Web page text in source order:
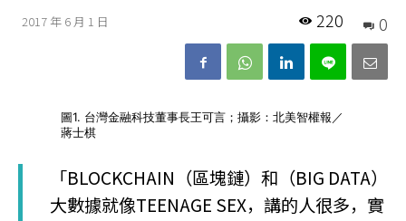
2017 年 6 月 1 日 0
220
圖1. 台灣金融科技董事長王可言；攝影：北美智權報／
蔣士棋
「BLOCKCHAIN（區塊鏈）和（BIG DATA）
大數據就像TEENAGE SEX，講的人很多，實